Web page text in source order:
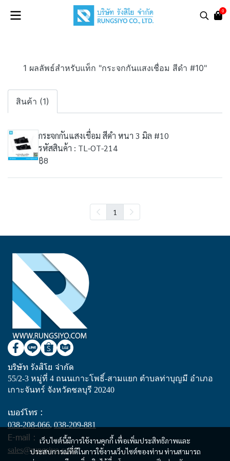
0
1 ผลลัพธ์สำหรับแท็ก "กระจกกันแสงเชื่อม สีดำ #10"
สินค้า (1)
กระจกกันแสงเชื่อม สีดำ หนา 3 มิล #10
รหัสสินค้า : TL-OT-214
฿8
1
เว็บไซต์นี้มีการใช้งานคุกกี้ เพื่อเพิ่มประสิทธิภาพและ
ประสบการณ์ที่ดีในการใช้งานเว็บไซต์ของท่าน ท่านสามารถ
บริษัท รังสิโย จำกัด
55/2-3 หมู่ที่ 4 ถนนเกาะโพธิ์-สามแยก ตำบลท่าบุญมี อำเภอ
เกาะจันทร์ จังหวัดชลบุรี 20240
เบอร์โทร :
038-208-066, 038-209-881
E-mail :
sales@rungsiyo.com